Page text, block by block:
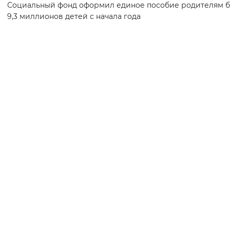
Социальный фонд оформил единое пособие родителям
9,3 миллионов детей с начала года